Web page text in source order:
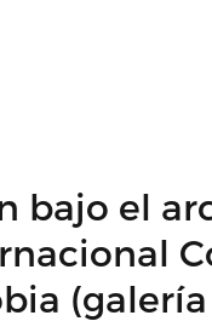
bajo el
(galería